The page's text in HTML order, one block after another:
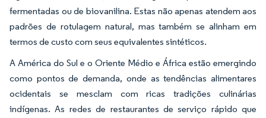
fermentadas ou de biovanilina. Estas não apenas atendem aos
padrões de rotulagem natural, mas também se alinham em
termos de custo com seus equivalentes sintéticos.
A América do Sul e o Oriente Médio e África estão emergindo
como pontos de demanda, onde as tendências alimentares
ocidentais se mesclam com ricas tradições culinárias
indígenas. As redes de restaurantes de serviço rápido que